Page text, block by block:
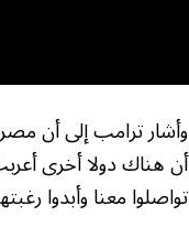
وأشار ترامب إلى أن
أن هناك دولا أخرى
تواصلوا معنا وأبدوا